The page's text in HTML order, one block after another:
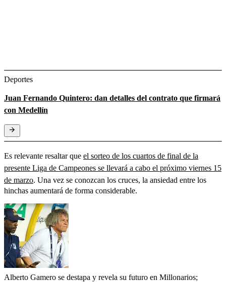
Deportes
Juan Fernando Quintero: dan detalles del contrato que firmará
con Medellín
Es relevante resaltar que el sorteo de los cuartos de final de la
presente Liga de Campeones se llevará a cabo el próximo viernes 15
de marzo. Una vez se conozcan los cruces, la ansiedad entre los
hinchas aumentará de forma considerable.
Alberto Gamero se destapa y revela su futuro en Millonarios;